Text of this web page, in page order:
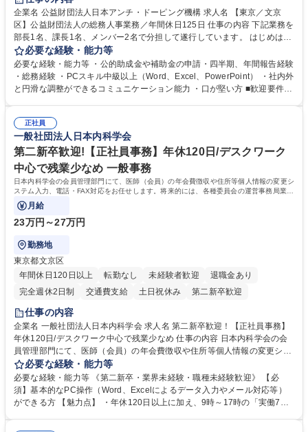
食事補助あり
企業名 公益財団法人日本アンチ・ドーピング機構 求人名 【東京／文京
区】公益財団法人の総務人事業務／年間休日125日 仕事の内容 下記業務を
部長1名、課長1名、メンバー2名で分担して遂行しています。 はじめは担
当者として業務を覚えていただき、ゆくゆくはリーダーやマネージャーポ
ジションとして活躍いただくことを期待しています。 【総務・人事グルー
プの業務内容】 ・人事制度関連 ・採用活動 ・教育研修の企画、実行 ・勤
怠管理 ・官公庁への各種提出 ・法定の会議運営（評議員会、理事会） ・
管理 ・福利厚生関連 ・職員からの問合せ、相談対応 ・その他日常の総務
業務全般 募集職種 【東京／文京区】公益財団法人の総務人事業務／年間
休日125日
必要な経験・能力等
必要な経験・能力等 ・公的助成金や補助金の申請・四半期、年間報告経験
・総務経験 ・PCスキル中級以上（Word、Excel、PowerPoint） ・社内外
と円滑な調整ができるコミュニケーション能力 ・口が堅い方 ■歓迎要件
正社員
一般社団法人日本内科学会
第二新卒歓迎!【正社員事務】年休120日/デスクワーク
中心で残業少なめ 一般事務
日本内科学会の会員管理部門にて、医師（会員）の年会費徴収や住所等個人情報の変更シ
ステム入力、電話・FAX対応をお任せします。将来的には、各種委員会の運営事務局業務
などにも幅広く携わっていただきます。
月給
23万円～27万円
勤務地
東京都文京区
年間休日120日以上
転勤なし 未経験者歓迎
退職金あり
完全週休2日制
交通費支給 土日祝休み 第二新卒歓迎
仕事の内容
企業名 一般社団法人日本内科学会 求人名 第二新卒歓迎！【正社員事務】
年休120日/デスクワーク中心で残業少なめ 仕事の内容 日本内科学会の会
員管理部門にて、医師（会員）の年会費徴収や住所等個人情報の変更シス
テム入力、電話・FAX対応をお任せします。将来的には、各種委員会の運
営事務局業務などにも幅広く携わっていただきます。 【会員管理・データ
入力業務】 ・医師（会員）の住所変更、個人情報のシステム登録・更新
・年会費の徴収管理や入金データの照合確認 【問い合わせ対応】 ・会員
必要な経験・能力等
必要な経験・能力等 《第二新卒・業界未経験・職種未経験歓迎》 【必
須】基本的なPC操作（Word、Excelによるデータ入力やメール対応等）
ができる方 【魅力点】 ・年休120日以上に加え、9時～17時の「実働7時